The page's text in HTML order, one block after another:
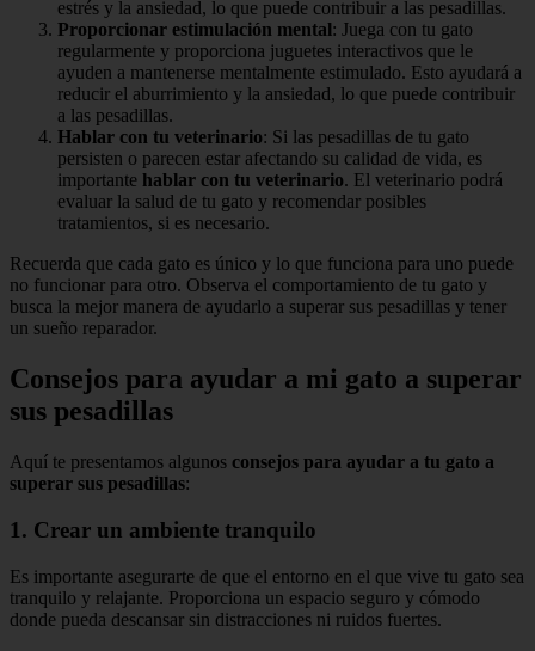
estrés y la ansiedad, lo que puede contribuir a las pesadillas.
Proporcionar estimulación mental: Juega con tu gato
regularmente y proporciona juguetes interactivos que le
ayuden a mantenerse mentalmente estimulado. Esto ayudará a
reducir el aburrimiento y la ansiedad, lo que puede contribuir
a las pesadillas.
Hablar con tu veterinario: Si las pesadillas de tu gato
persisten o parecen estar afectando su calidad de vida, es
importante hablar con tu veterinario. El veterinario podrá
evaluar la salud de tu gato y recomendar posibles
tratamientos, si es necesario.
Recuerda que cada gato es único y lo que funciona para uno puede
no funcionar para otro. Observa el comportamiento de tu gato y
busca la mejor manera de ayudarlo a superar sus pesadillas y tener
un sueño reparador.
Consejos para ayudar a mi gato a superar
sus pesadillas
Aquí te presentamos algunos consejos para ayudar a tu gato a
superar sus pesadillas:
1. Crear un ambiente tranquilo
Es importante asegurarte de que el entorno en el que vive tu gato sea
tranquilo y relajante. Proporciona un espacio seguro y cómodo
donde pueda descansar sin distracciones ni ruidos fuertes.